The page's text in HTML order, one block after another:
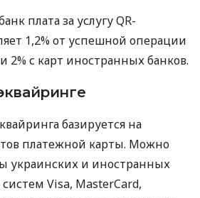
плата за услугу QR-
1,2% от успешной операции
2% с карт иностранных банков.
базируется на
платежной карты. Можно
украинских и иностранных
Visa, MasterCard,